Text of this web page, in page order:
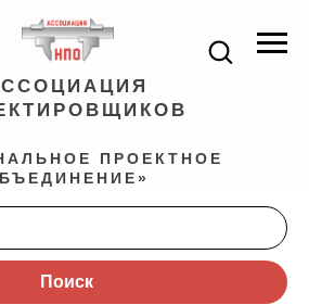
ПРОЕКТНОЕ
Поиск